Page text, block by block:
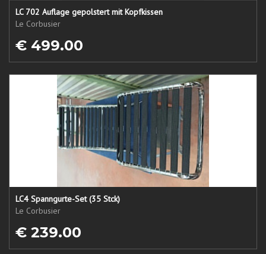
LC 702 Auflage gepolstert mit Kopfkissen
Le Corbusier
€ 499.00
LC4 Spanngurte-Set (35 Stck)
Le Corbusier
€ 239.00